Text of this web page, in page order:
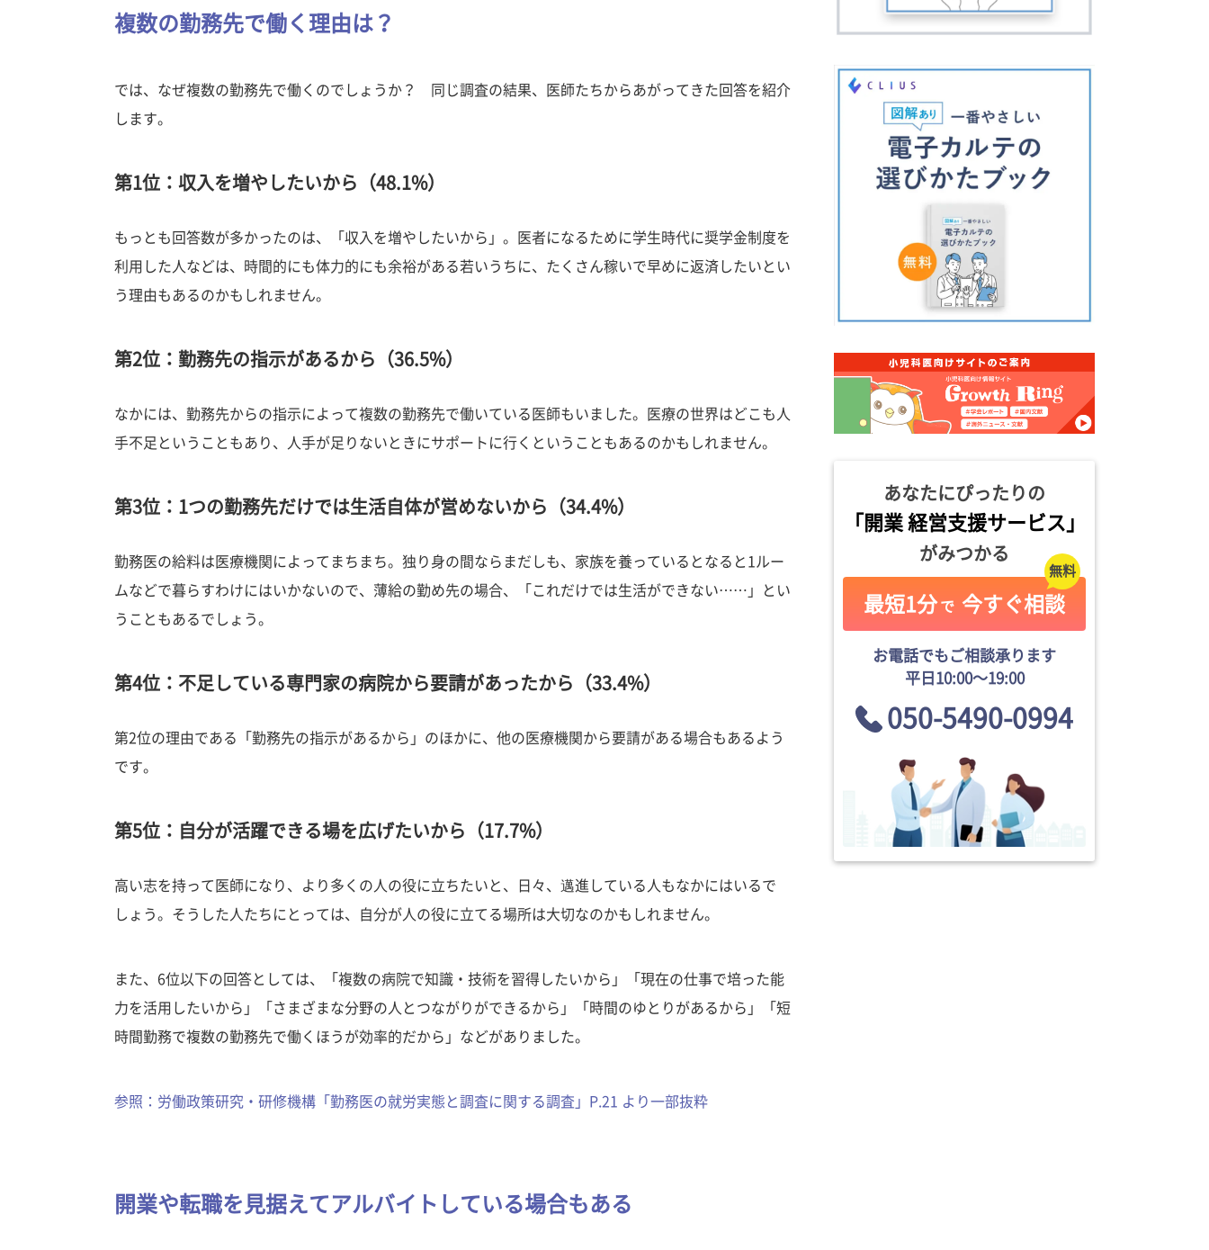
複数の勤務先で働く理由は？
では、なぜ複数の勤務先で働くのでしょうか？ 同じ調査の結果、医師たちからあがってきた回答を紹介
します。
第1位：収入を増やしたいから（48.1%）
もっとも回答数が多かったのは、「収入を増やしたいから」。医者になるために学生時代に奨学金制度を
利用した人などは、時間的にも体力的にも余裕がある若いうちに、たくさん稼いで早めに返済したいとい
う理由もあるのかもしれません。
第2位：勤務先の指示があるから（36.5%）
なかには、勤務先からの指示によって複数の勤務先で働いている医師もいました。医療の世界はどこも人
手不足ということもあり、人手が足りないときにサポートに行くということもあるのかもしれません。
第3位：1つの勤務先だけでは生活自体が営めないから（34.4%）
勤務医の給料は医療機関によってまちまち。独り身の間ならまだしも、家族を養っているとなると1ルー
ムなどで暮らすわけにはいかないので、薄給の勤め先の場合、「これだけでは生活ができない……」とい
うこともあるでしょう。
第4位：不足している専門家の病院から要請があったから（33.4%）
第2位の理由である「勤務先の指示があるから」のほかに、他の医療機関から要請がある場合もあるよう
です。
第5位：自分が活躍できる場を広げたいから（17.7%）
高い志を持って医師になり、より多くの人の役に立ちたいと、日々、邁進している人もなかにはいるで
しょう。そうした人たちにとっては、自分が人の役に立てる場所は大切なのかもしれません。
また、6位以下の回答としては、「複数の病院で知識・技術を習得したいから」「現在の仕事で培った能
力を活用したいから」「さまざまな分野の人とつながりができるから」「時間のゆとりがあるから」「短
時間勤務で複数の勤務先で働くほうが効率的だから」などがありました。
参照：労働政策研究・研修機構「勤務医の就労実態と調査に関する調査」P.21 より一部抜粋
開業や転職を見据えてアルバイトしている場合もある
あなたにぴったりの
「開業 経営支援サービス」
がみつかる
最短1分 で 今すぐ相談
お電話でもご相談承ります
平日10:00〜19:00
050-5490-0994